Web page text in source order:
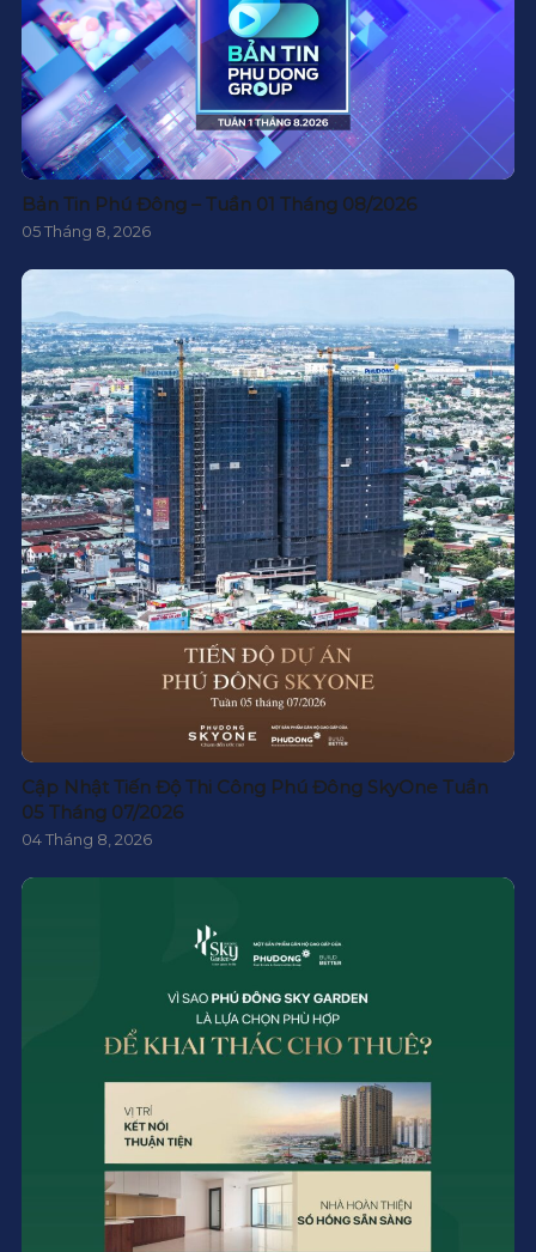
Bản Tin Phú Đông – Tuần 01 Tháng 08/2026
05 Tháng 8, 2026
Cập Nhật Tiến Độ Thi Công Phú Đông SkyOne Tuần
05 Tháng 07/2026
04 Tháng 8, 2026